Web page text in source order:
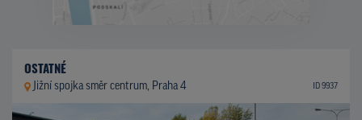
OSTATNÉ
Jižní spojka směr centrum, Praha 4 ID 9937